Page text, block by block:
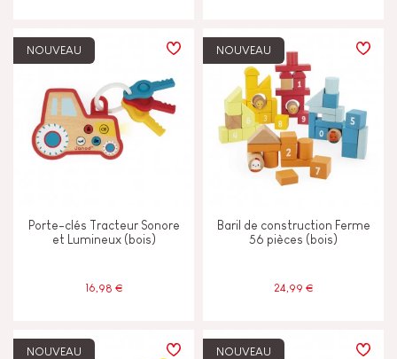
NOUVEAU
Porte-clés Tracteur Sonore
et Lumineux (bois)
16,98 €
NOUVEAU
Baril de construction Ferme
56 pièces (bois)
24,99 €
NOUVEAU NOUVEAU